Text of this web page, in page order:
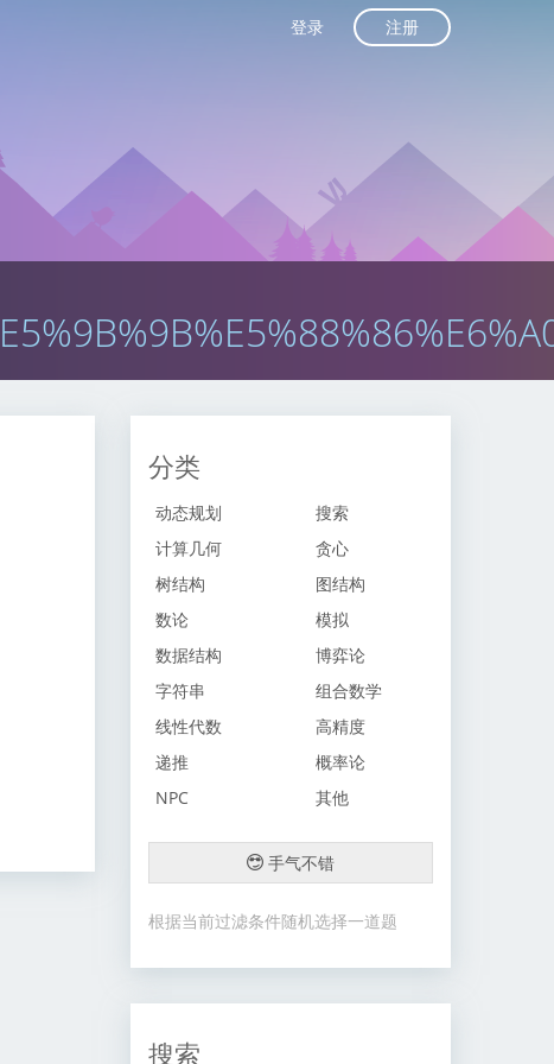
登录 注册
分类
动态规划
搜索
计算几何
贪心
树结构
图结构
数论
模拟
数据结构
博弈论
字符串
组合数学
线性代数
高精度
递推
概率论
NPC
其他
手气不错
根据当前过滤条件随机选择一道题
搜索